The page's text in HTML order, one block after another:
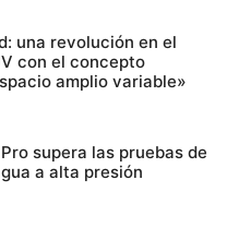
una revolución en el
con el concepto
amplio variable»
supera las pruebas de
a alta presión